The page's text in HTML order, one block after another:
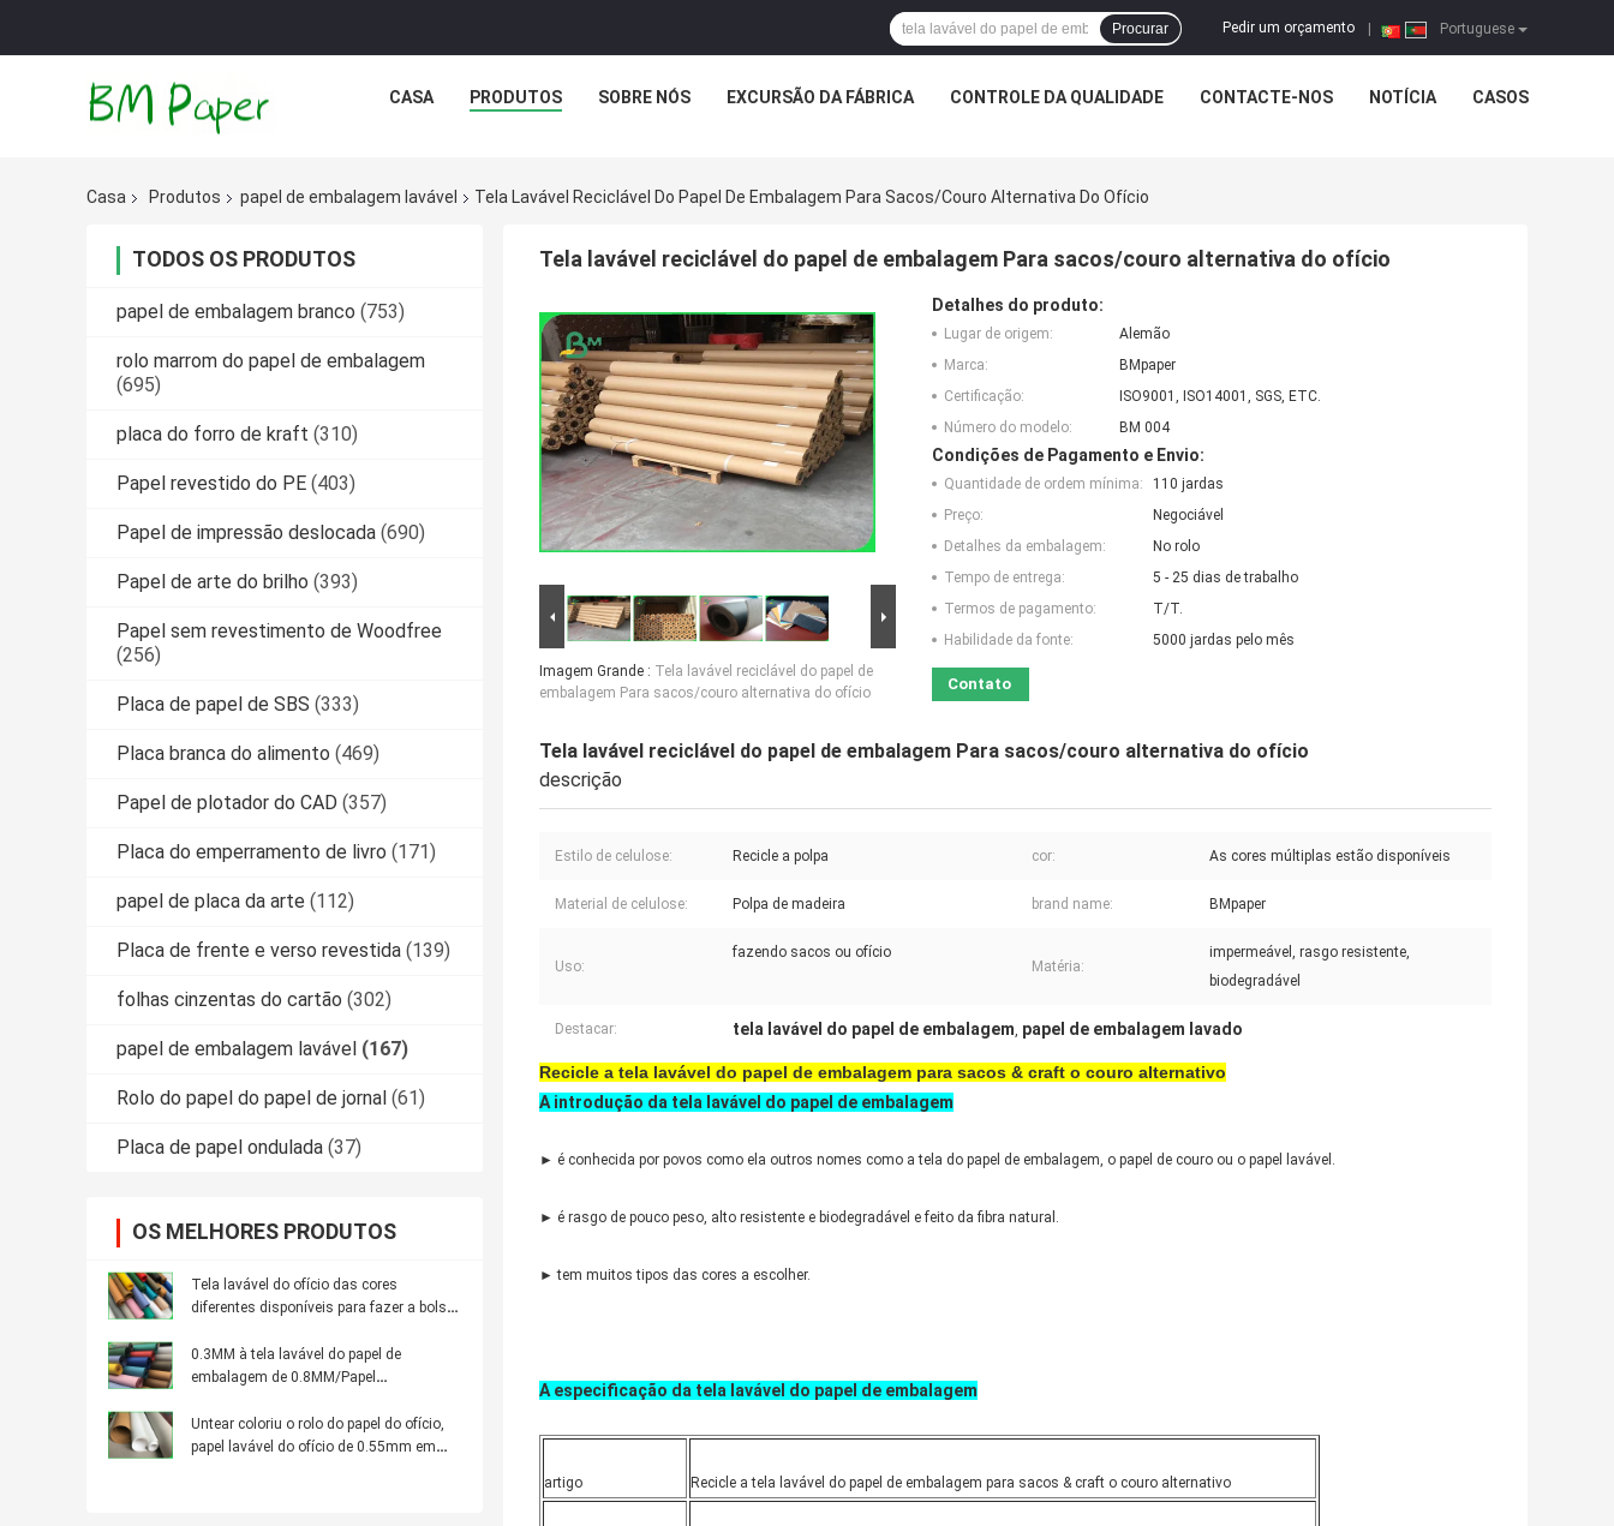
Portuguese
Pedir um orçamento
Procurar
CASA PRODUTOS SOBRE NÓS EXCURSÃO DA FÁBRICA CONTROLE DA QUALIDADE CONTACTE-NOS NOTÍCIA CASOS
Casa Produtos papel de embalagem lavável Tela Lavável Reciclável Do Papel De Embalagem Para Sacos/couro Alternativa Do Ofício
TODOS OS PRODUTOS
papel de embalagem branco (753)
rolo marrom do papel de embalagem
(695)
placa do forro de kraft (310)
Papel revestido do PE (403)
Papel de impressão deslocada (690)
Papel de arte do brilho (393)
Papel sem revestimento de Woodfree
(256)
Placa de papel de SBS (333)
Placa branca do alimento (469)
Papel de plotador do CAD (357)
Placa do emperramento de livro (171)
papel de placa da arte (112)
Placa de frente e verso revestida (139)
folhas cinzentas do cartão (302)
papel de embalagem lavável (167)
Rolo do papel do papel de jornal (61)
Placa de papel ondulada (37)
OS MELHORES PRODUTOS
Tela lavável do ofício das cores
diferentes disponíveis para fazer a bolsa
0.3MM à tela lavável do papel de
embalagem de 0.8MM/Papel
Untear coloriu o rolo do papel do ofício,
papel lavável do ofício de 0.55mm em
Tela lavável reciclável do papel de embalagem Para sacos/couro alternativa do ofício
Imagem Grande : Tela lavável reciclável do papel de
embalagem Para sacos/couro alternativa do ofício
Detalhes do produto:
Lugar de origem:
Alemão
Marca:
BMpaper
Certificação:
ISO9001, ISO14001, SGS, ETC.
Número do modelo:
BM 004
Condições de Pagamento e Envio:
Quantidade de ordem mínima:
110 jardas
Preço:
Negociável
Detalhes da embalagem:
No rolo
Tempo de entrega:
5 - 25 dias de trabalho
Termos de pagamento:
T/T.
Habilidade da fonte:
5000 jardas pelo mês
Contato
Tela lavável reciclável do papel de embalagem Para sacos/couro alternativa do ofício
descrição
Estilo de celulose: Recicle a polpa cor: As cores múltiplas estão disponíveis
Material de celulose: Polpa de madeira brand name: BMpaper
Uso:
fazendo sacos ou ofício
Matéria:
impermeável, rasgo resistente,
biodegradável
Destacar: tela lavável do papel de embalagem, papel de embalagem lavado
Recicle a tela lavável do papel de embalagem para sacos & craft o couro alternativo
A introdução da tela lavável do papel de embalagem
► é conhecida por povos como ela outros nomes como a tela do papel de embalagem, o papel de couro ou o papel lavável.
► é rasgo de pouco peso, alto resistente e biodegradável e feito da fibra natural.
► tem muitos tipos das cores a escolher.
A especificação da tela lavável do papel de embalagem
artigo Recicle a tela lavável do papel de embalagem para sacos & craft o couro alternativo